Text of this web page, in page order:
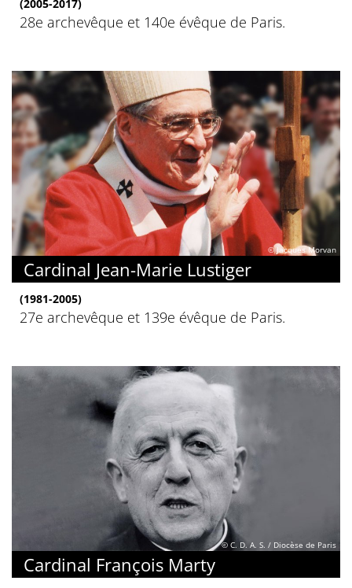
(2005-2017)
28e archevêque et 140e évêque de Paris.
© Jacques Morvan
Cardinal Jean-Marie Lustiger
(1981-2005)
27e archevêque et 139e évêque de Paris.
© C. D. A. S. / Diocèse de Paris
Cardinal François Marty